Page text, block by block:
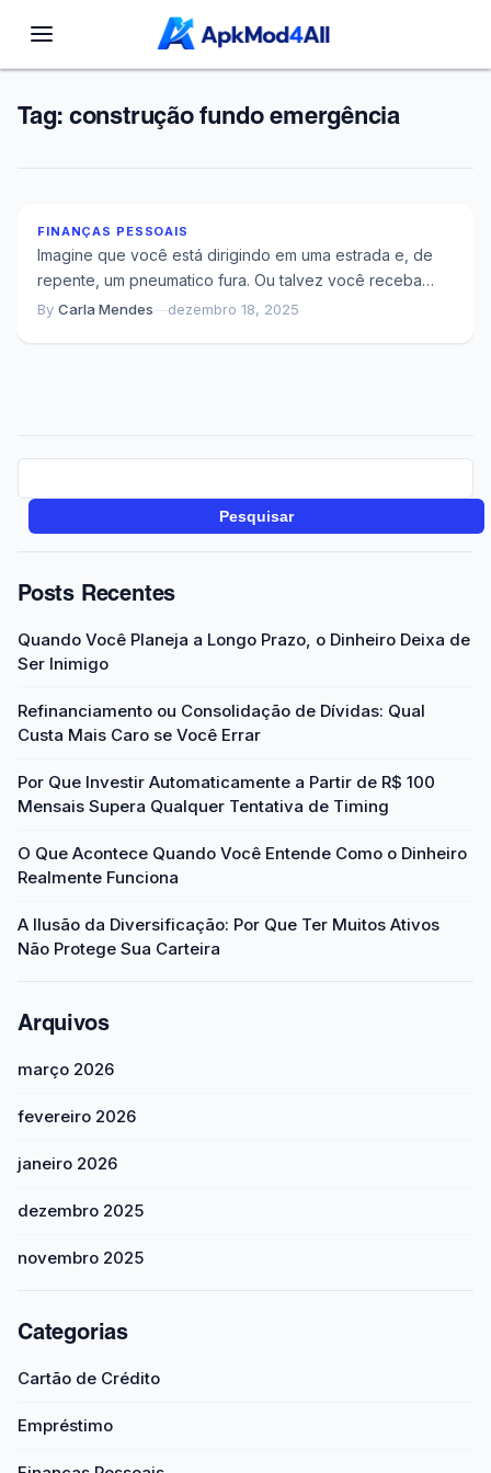
Tag: construção fundo emergência
FINANÇAS PESSOAIS
Imagine que você está dirigindo em uma estrada e, de
repente, um pneumatico fura. Ou talvez você receba
uma conta médica inesperada...
By Carla Mendes—dezembro 18, 2025
Pesquisar
Posts Recentes
Quando Você Planeja a Longo Prazo, o Dinheiro Deixa de
Ser Inimigo
Refinanciamento ou Consolidação de Dívidas: Qual
Custa Mais Caro se Você Errar
Por Que Investir Automaticamente a Partir de R$ 100
Mensais Supera Qualquer Tentativa de Timing
O Que Acontece Quando Você Entende Como o Dinheiro
Realmente Funciona
A Ilusão da Diversificação: Por Que Ter Muitos Ativos
Não Protege Sua Carteira
Arquivos
março 2026
fevereiro 2026
janeiro 2026
dezembro 2025
novembro 2025
Categorias
Cartão de Crédito
Empréstimo